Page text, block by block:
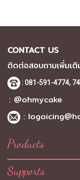
CONTACT US
ติดต่อสอบถามเพิ่มเติ
: 081-591-4774,
: @ohmycake
:
Products
Supports